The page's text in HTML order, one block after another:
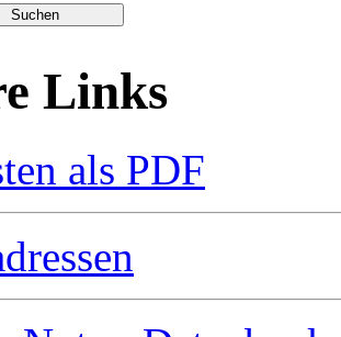
Links
als PDF